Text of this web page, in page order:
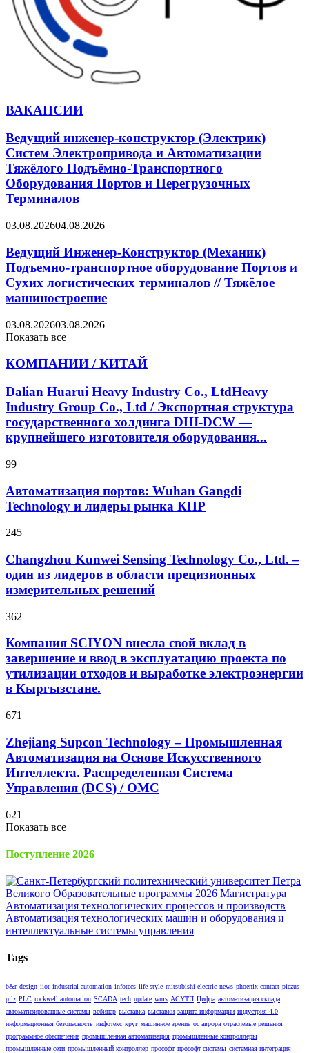
ВАКАНСИИ
Ведущий инженер-конструктор (Электрик)
Систем Электропривода и Автоматизации
Тяжёлого Подъёмно-Транспортного
Оборудования Портов и Перегрузочных
Терминалов
03.08.202604.08.2026
Ведущий Инженер-Конструктор (Механик)
Подъемно-транспортное оборудование Портов и
Сухих логистических терминалов // Тяжёлое
машиностроение
03.08.202603.08.2026
Показать все
КОМПАНИИ / КИТАЙ
Dalian Huarui Heavy Industry Co., LtdHeavy
Industry Group Co., Ltd / Экспортная структура
государственного холдинга DHI-DCW —
крупнейшего изготовителя оборудования...
99
Автоматизация портов: Wuhan Gangdi
Technology и лидеры рынка КНР
245
Changzhou Kunwei Sensing Technology Co., Ltd. –
один из лидеров в области прецизионных
измерительных решений
362
Компания SCIYON внесла свой вклад в
завершение и ввод в эксплуатацию проекта по
утилизации отходов и выработке электроэнергии
в Кыргызстане.
671
Zhejiang Supcon Technology – Промышленная
Автоматизация на Основе Искусственного
Интеллекта. Распределенная Cистема
Управления (DCS) / OMC
621
Показать все
Поступление 2026
Tags
b&r design iiot industrial automation infotecs life style mitsubishi electric news phoenix contact piezus
pilz PLC rockwell automation SCADA tech update wms АСУТП Цифра автоматизация склада
автоматизированные системы вебинар выставка выставки защита информации индустрия 4.0
информационная безопасность инфотекс круг машинное зрение ос аврора отраслевые решения
программное обеспечение промышленная автоматизация промышленные контроллеры
промышленные сети промышленный контроллер прософт прософт системы системная интеграция